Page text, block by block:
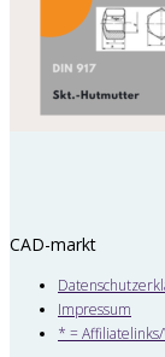
CAD-markt
Impressum
* =